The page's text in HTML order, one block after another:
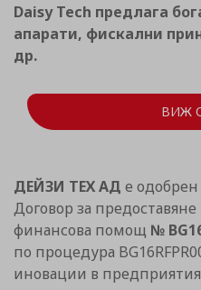
Daisy Tech предлага
апарати, фискални
др.
ВИЖ
ДЕЙЗИ ТЕХ АД е
Договор за
финансова помощ №
по процедура
иновации в